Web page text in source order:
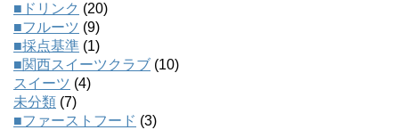
■ドリンク (20)
■フルーツ (9)
■採点基準 (1)
■関西スイーツクラブ (10)
スイーツ (4)
未分類 (7)
■ファーストフード (3)